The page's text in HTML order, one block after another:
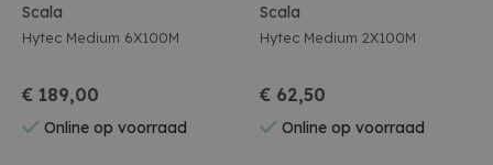
Scala
Hytec Medium 6X100M
€ 189,00
Online op voorraad
Scala
Hytec Medium 2X100M
€ 62,50
Online op voorraad